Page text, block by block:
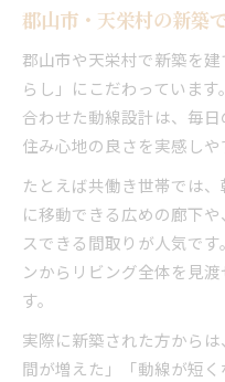
郡山市・天栄村の新築
郡山市や天栄村で新築を
らし」にこだわっていま
合わせた動線設計は、毎日
住み心地の良さを実感しや
たとえば共働き世帯では
に移動できる広めの廊下
スできる間取りが人気で
ンからリビング全体を見
す。
実際に新築された方から
間が増えた」「動線が短